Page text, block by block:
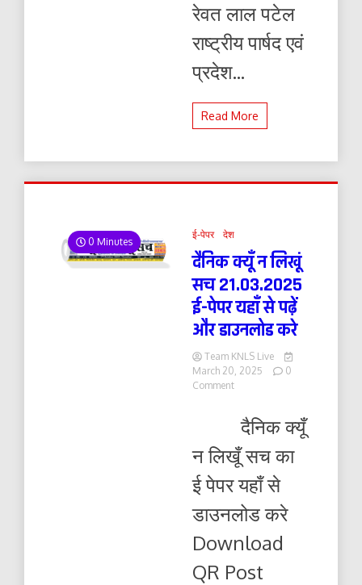
रेवत लाल पटेल
राष्ट्रीय पार्षद एवं
प्रदेश...
Read More
0 Minutes
ई-पेपर देश
दैनिक क्यूँ न लिखूं
सच 21.03.2025
ई-पेपर यहाँ से पढ़ें
और डाउनलोड करे
Team KNLS Live
March 20, 2025
0
Commenton
सच
21.03.2025
ई-
पेपर
यहाँ
पढ़ें
डाउनलोड
दैनिक क्यूँ
न लिखूँ सच का
ई पेपर यहाँ से
डाउनलोड करे
Download
QR Post